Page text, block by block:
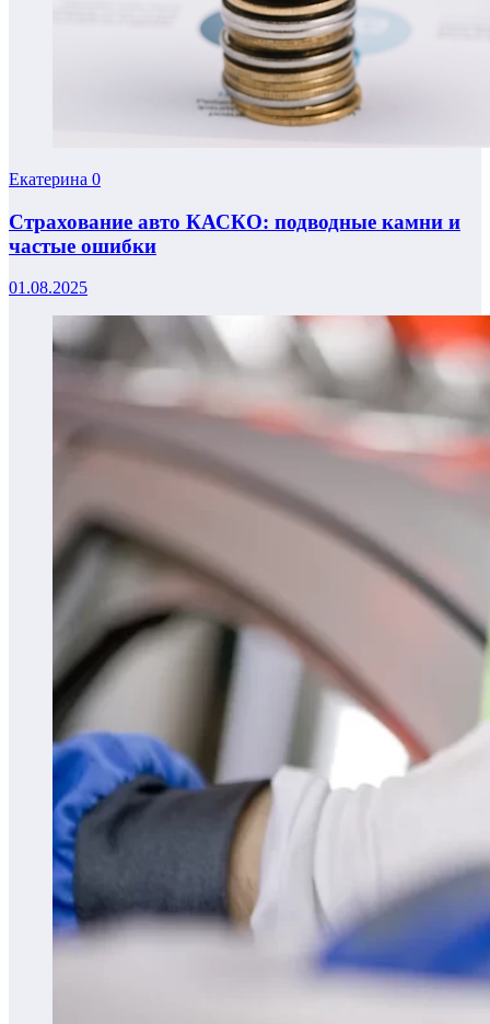
Екатерина 0
Страхование авто КАСКО: подводные камни и
частые ошибки
01.08.2025